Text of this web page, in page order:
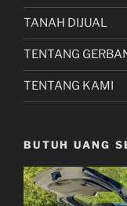
TANAH DIJUAL
TENTANG
TENTANG KAMI
BUTUH UANG